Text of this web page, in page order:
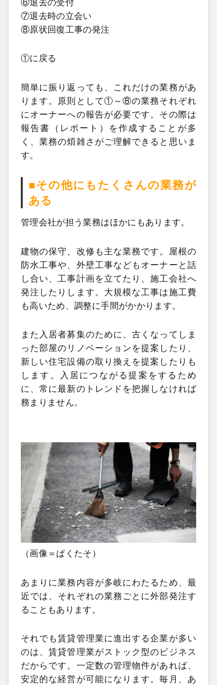
⑥退去の受付
⑦退去時の立会い
⑧原状回復工事の発注
①に戻る
簡単に振り返っても、これだけの業務があ
ります。原則として①～⑧の業務それぞれ
にオーナーへの報告が必要です。その際は
報告書（レポート）を作成することが多
く、業務の煩雑さがご理解できると思いま
す。
■その他にもたくさんの業務が
ある
管理会社が担う業務はほかにもあります。
建物の保守、改修も主な業務です。屋根の
防水工事や、外壁工事などもオーナーと話
し合い、工事計画を立てたり、施工会社へ
発注したりします。大規模な工事は施工費
も高いため、調整に手間がかかります。
また入居者募集のために、古くなってしま
った部屋のリノベーションを提案したり、
新しい住宅設備の取り換えを提案したりも
します。入居につながる提案をするため
に、常に最新のトレンドを把握しなければ
務まりません。
（画像＝ぱくたそ）
あまりに業務内容が多岐にわたるため、最
近では、それぞれの業務ごとに外部発注す
ることもあります。
それでも賃貸管理業に進出する企業が多い
のは、賃貸管理業がストック型のビジネス
だからです。一定数の管理物件があれば、
安定的な経営が可能になります。毎月、あ